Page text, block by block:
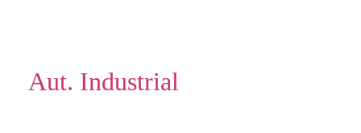
Aut. Industrial